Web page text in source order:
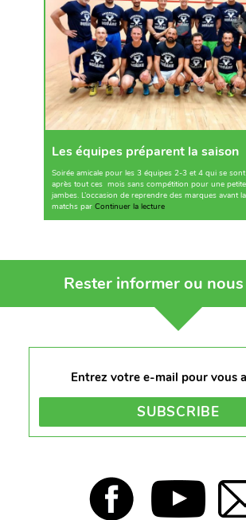
Les équipes préparent la saison
Soirée amicale pour les 3 équipes 2-3 et 4 qui se
après tout ces mois sans compétition pour une
jambes. L’occasion de reprendre des marques avant
matchs par Continuer la lecturede « Les équipes
Rester informer ou